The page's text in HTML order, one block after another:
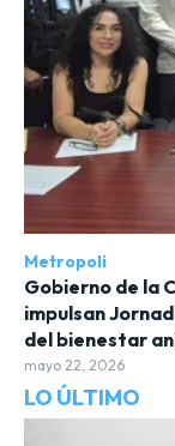
LO ÚLTIMO
Metropoli
Gobierno de la
impulsan
del bienestar
mayo 22, 2026